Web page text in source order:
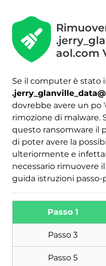
aol.com
Se il computer è stato
dovrebbe avere un po
rimozione di malware.
questo ransomware il
di poter avere la
ulteriormente e
necessario rimuovere
guida istruzioni passo-
Passo 1
Passo 3
Passo 5
malware